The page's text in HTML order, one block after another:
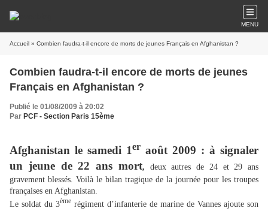
MENU
Accueil » Combien faudra-t-il encore de morts de jeunes Français en Afghanistan ?
Combien faudra-t-il encore de morts de jeunes
Français en Afghanistan ?
Publié le 01/08/2009 à 20:02
Par PCF - Section Paris 15ème
Afghanistan le samedi 1er août 2009 : à signaler
un jeune de 22 ans mort, deux autres de 24 et 29 ans
gravement blessés. Voilà le bilan tragique de la journée pour les troupes
françaises en Afghanistan.
Le soldat du 3ème régiment d’infanterie de marine de Vannes ajoute son